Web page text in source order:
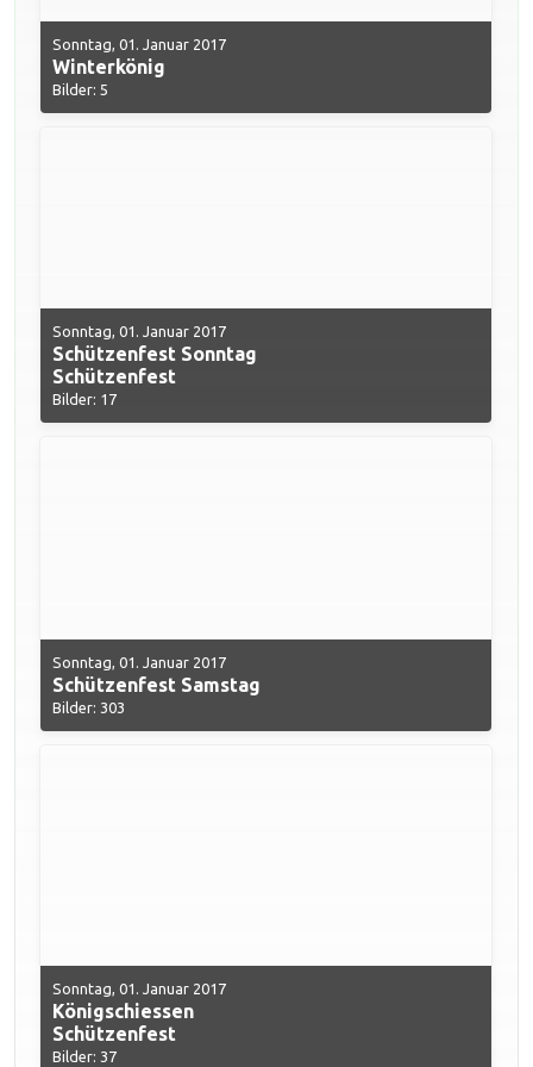
Sonntag, 01. Januar 2017
Winterkönig
Bilder: 5
Sonntag, 01. Januar 2017
Schützenfest Sonntag
Schützenfest
Bilder: 17
Sonntag, 01. Januar 2017
Schützenfest Samstag
Bilder: 303
Sonntag, 01. Januar 2017
Königschiessen
Schützenfest
Bilder: 37